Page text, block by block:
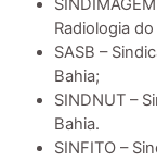
Radiologia
SASB –
Bahia;
SINDNUT –
Bahia.
SINFITO –